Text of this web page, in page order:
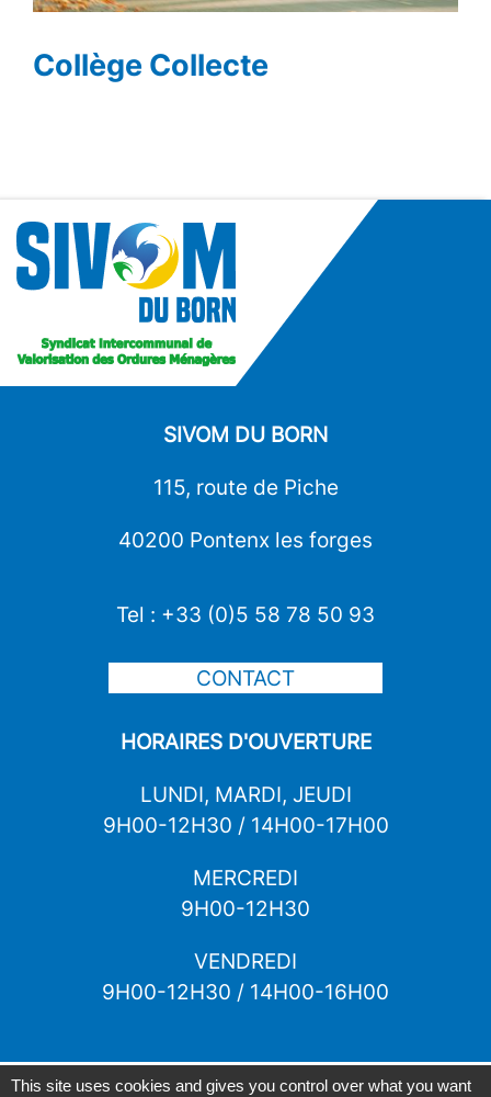
Collège Collecte
SIVOM DU BORN
115, route de Piche
40200 Pontenx les forges
Tel : +33 (0)5 58 78 50 93
CONTACT
HORAIRES D'OUVERTURE
LUNDI, MARDI, JEUDI
9H00-12H30 / 14H00-17H00
MERCREDI
9H00-12H30
VENDREDI
9H00-12H30 / 14H00-16H00
PLAN DU SITE|MENTIONS LÉGALES |ACCESSIBILITÉ :
This site uses cookies and gives you control over what you want